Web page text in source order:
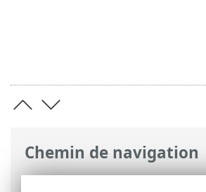
Chemin de navigation
Aide en ligne ESET>ESET